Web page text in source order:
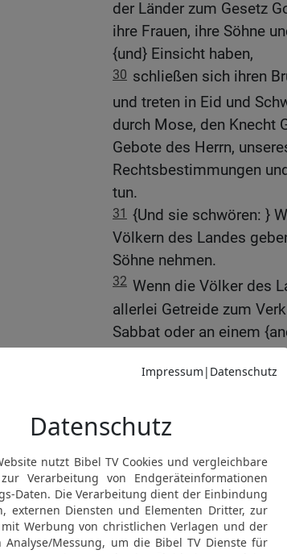
der Länder zum Gesetz
ihre Frauen, ihre Söhne
{und} Einsicht haben,
30 schließen sich ihren
und treten in Eid und
durch Mose, den Knecht
Gebote des Herrn,
Rechtsbestimmungen
tun.
31 {Und sie schwören: }
Völkern des Landes
Söhne nehmen.
32 Wenn die Völker des
allerlei Getreide zum
Sabbat oder an einem
Wir wollen im siebten
Schuldforderung einer
Wir wollen uns als
Jahr für den Dienst im
das ständige Brandopfer
{und} Neumonden, für
und für die Sündopfer,
alles Werk im Haus